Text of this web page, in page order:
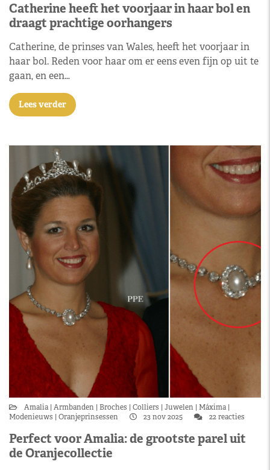
Catherine heeft het voorjaar in haar bol en
draagt prachtige oorhangers
Catherine, de prinses van Wales, heeft het voorjaar in
haar bol. Reden voor haar om er eens even fijn op uit te
gaan, en een…
Lees verder
Amalia Armbanden Broches Colliers Juwelen Máxima
Modenieuws
Oranjeprinsessen 23 nov 2025 22 reacties
Perfect voor Amalia: de grootste parel uit
de Oranjecollectie